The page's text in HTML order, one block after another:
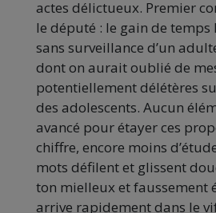
actes délictueux. Premier
le député : le gain de temps
sans surveillance d’un
dont on aurait oublié de
potentiellement délétères
des adolescents. Aucun
avancé pour étayer ces
chiffre, encore moins
mots défilent et glissent
ton mielleux et faussement
arrive rapidement dans le